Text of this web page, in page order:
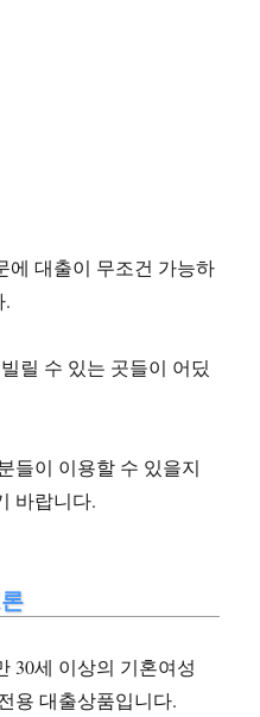
에 대출이 무조건 가능하
.
릴 수 있는 곳들이 어딨
들이 이용할 수 있을지
바랍니다.
30세 이상의 기혼여성
용 대출상품입니다.